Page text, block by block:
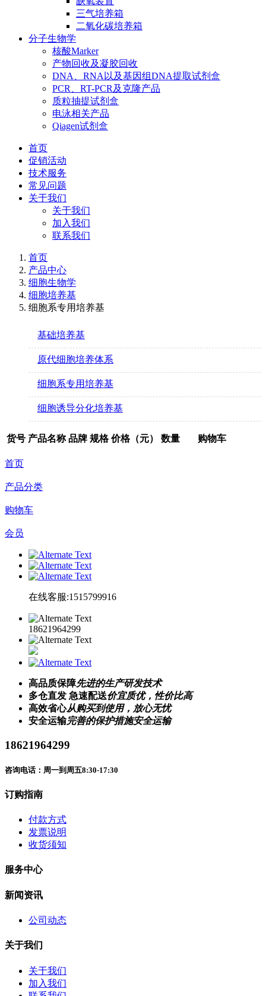
三气培养箱
二氧化碳培养箱
分子生物学
核酸Marker
产物回收及凝胶回收
DNA、RNA以及基因组DNA提取试剂盒
PCR、RT-PCR及克隆产品
质粒抽提试剂盒
电泳相关产品
Qiagen试剂盒
首页
促销活动
技术服务
常见问题
关于我们
关于我们
加入我们
联系我们
首页
产品中心
细胞生物学
细胞培养基
细胞系专用培养基
基础培养基
原代细胞培养体系
细胞系专用培养基
细胞诱导分化培养基
货号 产品名称 品牌 规格 价格（元） 数量 购物车
首页
产品分类
购物车
会员
在线客服:1515799916
18621964299
高品质保障先进的生产研发技术
多仓直发 急速配送价宜质优，性价比高
高效省心从购买到使用，放心无忧
安全运输完善的保护措施安全运输
18621964299
咨询电话：周一到周五8:30-17:30
订购指南
付款方式
发票说明
收货须知
服务中心
新闻资讯
公司动态
关于我们
关于我们
加入我们